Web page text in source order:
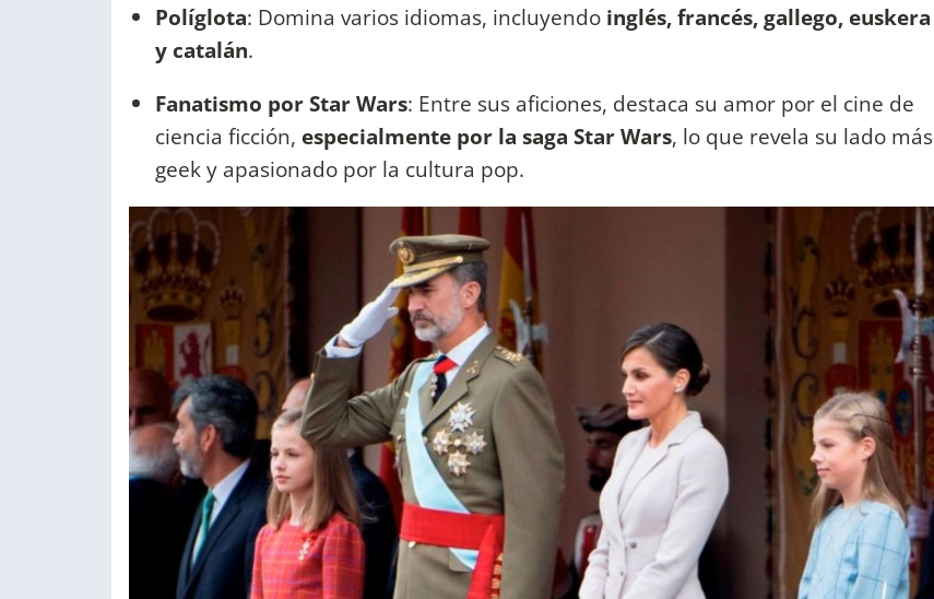
Políglota: Domina varios idiomas, incluyendo inglés, francés, gallego, euskera
y catalán.
Fanatismo por Star Wars: Entre sus aficiones, destaca su amor por el cine de
ciencia ficción, especialmente por la saga Star Wars, lo que revela su lado más
geek y apasionado por la cultura pop.